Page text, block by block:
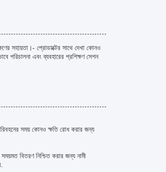
সহায়তা।- প্রোডাক্টের সাথে দেখা কোনও
পরিচালনা এবং ব্যবহারের প্রশিক্ষণ সেশন
সময় কোনও ক্ষতি রোধ করার জন্য
বিতরণ নিশ্চিত করার জন্য নামী